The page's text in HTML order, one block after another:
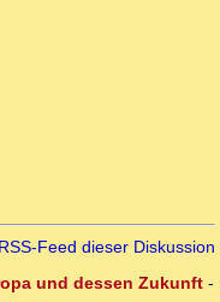
RSS-Feed dieser Diskussion
und dessen Zukunft-